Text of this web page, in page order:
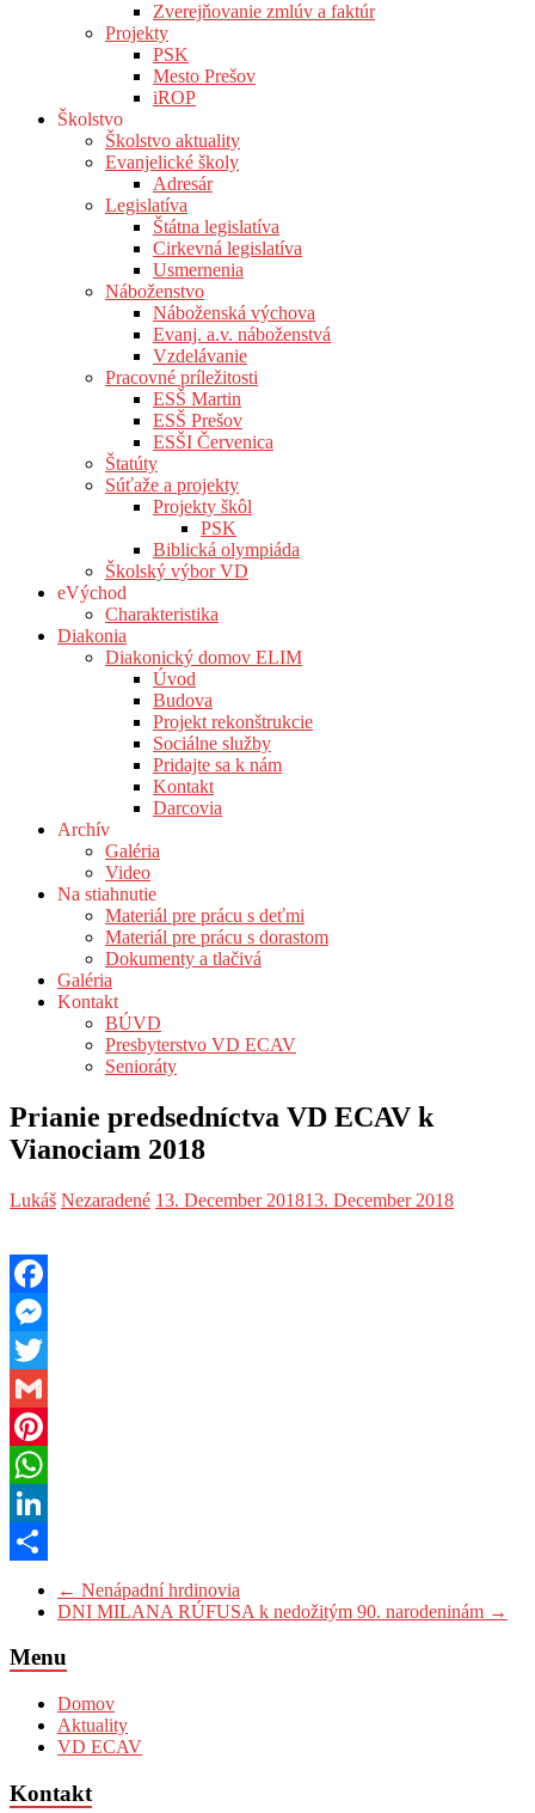
Zverejňovanie zmlúv a faktúr
Projekty
PSK
Mesto Prešov
iROP
Školstvo
Školstvo aktuality
Evanjelické školy
Adresár
Legislatíva
Štátna legislatíva
Cirkevná legislatíva
Usmernenia
Náboženstvo
Náboženská výchova
Evanj. a.v. náboženstvá
Vzdelávanie
Pracovné príležitosti
ESŠ Martin
ESŠ Prešov
ESŠI Červenica
Štatúty
Súťaže a projekty
Projekty škôl
PSK
Biblická olympiáda
Školský výbor VD
eVýchod
Charakteristika
Diakonia
Diakonický domov ELIM
Úvod
Budova
Projekt rekonštrukcie
Sociálne služby
Pridajte sa k nám
Kontakt
Darcovia
Archív
Galéria
Video
Na stiahnutie
Materiál pre prácu s deťmi
Materiál pre prácu s dorastom
Dokumenty a tlačivá
Galéria
Kontakt
BÚVD
Presbyterstvo VD ECAV
Senioráty
Prianie predsedníctva VD ECAV k
Vianociam 2018
Lukáš Nezaradené 13. December 201813. December 2018
Facebook
Messenger
Twitter
Gmail
Pinterest
WhatsApp
LinkedIn
← Nenápadní hrdinovia​
DNI MILANA RÚFUSA k nedožitým 90. narodeninám →
Menu
Domov
Aktuality
VD ECAV
Kontakt